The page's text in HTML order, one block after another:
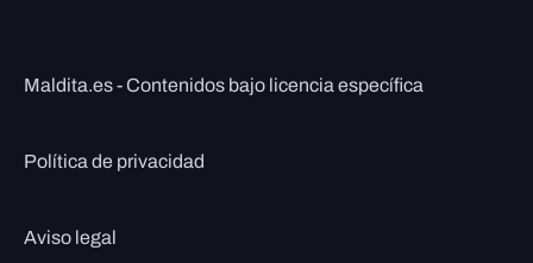
Maldita.es - Contenidos bajo licencia específica
Política de privacidad
Aviso legal